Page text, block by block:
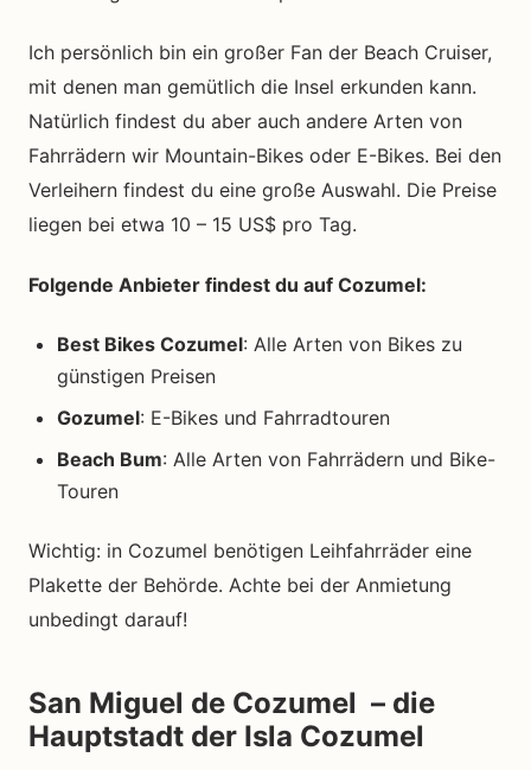
Ich persönlich bin ein großer Fan der Beach Cruiser,
mit denen man gemütlich die Insel erkunden kann.
Natürlich findest du aber auch andere Arten von
Fahrrädern wir Mountain-Bikes oder E-Bikes. Bei den
Verleihern findest du eine große Auswahl. Die Preise
liegen bei etwa 10 – 15 US$ pro Tag.
Folgende Anbieter findest du auf Cozumel:
Best Bikes Cozumel: Alle Arten von Bikes zu
günstigen Preisen
Gozumel: E-Bikes und Fahrradtouren
Beach Bum: Alle Arten von Fahrrädern und Bike-
Touren
Wichtig: in Cozumel benötigen Leihfahrräder eine
Plakette der Behörde. Achte bei der Anmietung
unbedingt darauf!
San Miguel de Cozumel – die
Hauptstadt der Isla Cozumel